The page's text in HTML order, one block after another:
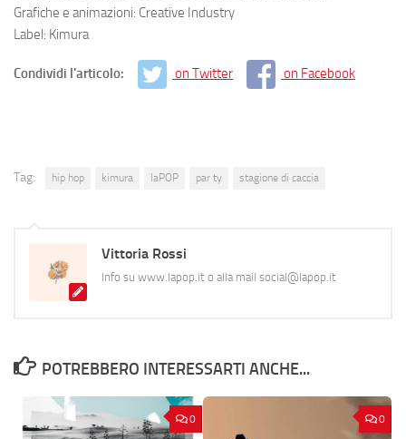
Grafiche e animazioni: Creative Industry
Label: Kimura
Condividi l'articolo: on Twitter on Facebook
Tag: hip hop kimura laPOP par ty stagione di caccia
Vittoria Rossi
Info su www.lapop.it o alla mail social@lapop.it
POTREBBERO INTERESSARTI ANCHE...
0 0